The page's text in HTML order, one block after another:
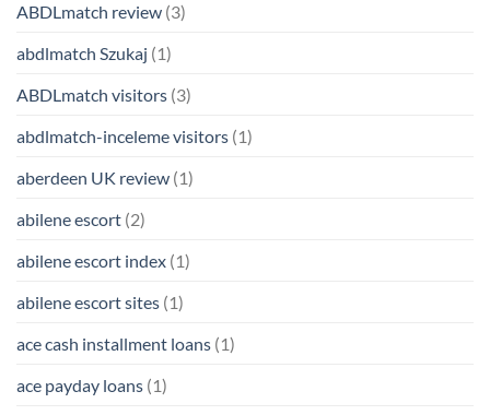
ABDLmatch review (3)
abdlmatch Szukaj (1)
ABDLmatch visitors (3)
abdlmatch-inceleme visitors (1)
aberdeen UK review (1)
abilene escort (2)
abilene escort index (1)
abilene escort sites (1)
ace cash installment loans (1)
ace payday loans (1)